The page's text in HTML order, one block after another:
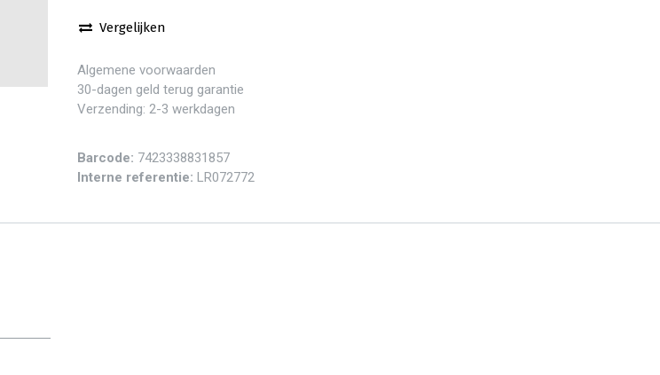
Vergelijken
Algemene voorwaarden
30-dagen geld terug garantie
Verzending: 2-3 werkdagen
Barcode: 7423338831857
Interne referentie: LR072772